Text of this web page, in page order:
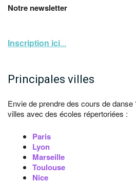
Notre newsletter
Inscription ici...
Principales villes
Envie de prendre des cours de danse
villes avec des écoles répertoriées :
Paris
Lyon
Marseille
Toulouse
Nice